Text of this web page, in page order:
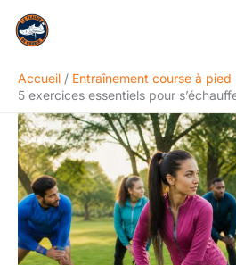
Accueil
Entraînement course à pied
5 exercices essentiels pour
Rechercher